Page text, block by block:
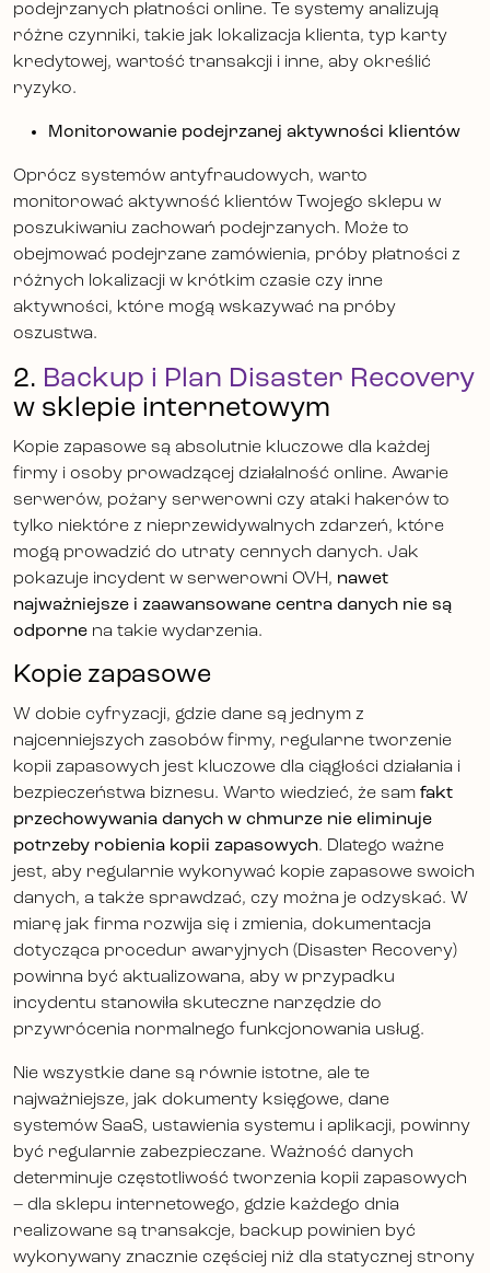
podejrzanych płatności online. Te systemy analizują
różne czynniki, takie jak lokalizacja klienta, typ karty
kredytowej, wartość transakcji i inne, aby określić
ryzyko.
Monitorowanie podejrzanej aktywności klientów
Oprócz systemów antyfraudowych, warto
monitorować aktywność klientów Twojego sklepu w
poszukiwaniu zachowań podejrzanych. Może to
obejmować podejrzane zamówienia, próby płatności z
różnych lokalizacji w krótkim czasie czy inne
aktywności, które mogą wskazywać na próby
oszustwa.
2. Backup i Plan Disaster Recovery
w sklepie internetowym
Kopie zapasowe są absolutnie kluczowe dla każdej
firmy i osoby prowadzącej działalność online. Awarie
serwerów, pożary serwerowni czy ataki hakerów to
tylko niektóre z nieprzewidywalnych zdarzeń, które
mogą prowadzić do utraty cennych danych. Jak
pokazuje incydent w serwerowni OVH, nawet
najważniejsze i zaawansowane centra danych nie są
odporne na takie wydarzenia.
Kopie zapasowe
W dobie cyfryzacji, gdzie dane są jednym z
najcenniejszych zasobów firmy, regularne tworzenie
kopii zapasowych jest kluczowe dla ciągłości działania i
bezpieczeństwa biznesu. Warto wiedzieć, że sam fakt
przechowywania danych w chmurze nie eliminuje
potrzeby robienia kopii zapasowych. Dlatego ważne
jest, aby regularnie wykonywać kopie zapasowe swoich
danych, a także sprawdzać, czy można je odzyskać. W
miarę jak firma rozwija się i zmienia, dokumentacja
dotycząca procedur awaryjnych (Disaster Recovery)
powinna być aktualizowana, aby w przypadku
incydentu stanowiła skuteczne narzędzie do
przywrócenia normalnego funkcjonowania usług.
Nie wszystkie dane są równie istotne, ale te
najważniejsze, jak dokumenty księgowe, dane
systemów SaaS, ustawienia systemu i aplikacji, powinny
być regularnie zabezpieczane. Ważność danych
determinuje częstotliwość tworzenia kopii zapasowych
– dla sklepu internetowego, gdzie każdego dnia
realizowane są transakcje, backup powinien być
wykonywany znacznie częściej niż dla statycznej strony